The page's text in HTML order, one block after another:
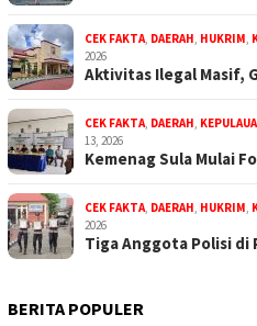
CEK FAKTA, DAERAH, HUKRIM,
2026
Aktivitas Ilegal Masif,
CEK FAKTA, DAERAH,
13, 2026
Kemenag Sula Mulai
CEK FAKTA, DAERAH, HUKRIM,
2026
Tiga Anggota Polisi di
BERITA POPULER